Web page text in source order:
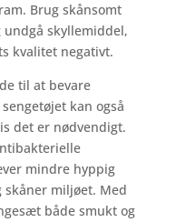
Brug skånsomt
undgå skyllemiddel,
kvalitet negativt.
til at bevare
kan også
det er nødvendigt.
mindre hyppig
skåner miljøet. Med
både smukt og